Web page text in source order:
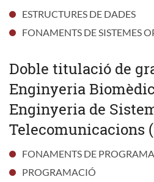
ESTRUCTURES DE DADES
FONAMENTS DE SISTEMES
Doble titulació de
Enginyeria
Enginyeria de
Telecomunicacions
FONAMENTS DE
PROGRAMACIÓ